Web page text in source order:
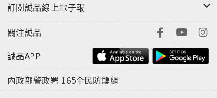
訂閱誠品線上電子報
關注誠品
誠品APP
內政部警政署 165全民防騙網